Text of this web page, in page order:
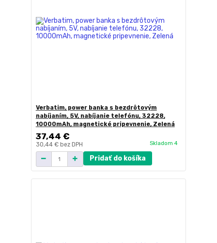
Verbatim, power banka s bezdrôtovým
nabíjaním, 5V, nabíjanie telefónu, 32228,
10000mAh, magnetické pripevnenie, Zelená
37,44 €
30,44 € bez DPH Skladom 4
Pridať do košíka